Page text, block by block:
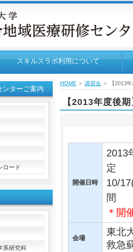
スキルスラボ利用について
HOME ＞ 講習会 ＞ 【2013
【2013年度後
開催日時
2013
＊開
会場
東北
救急
ンターご案内
ロード
系研究科